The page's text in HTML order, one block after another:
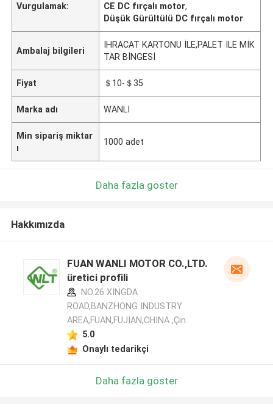
Vurgulamak:
CE DC fırçalı motor,
Düşük Gürültülü DC fırçalı motor
Ambalaj bilgileri
İHRACAT KARTONU İLE,PALET İLE MİK
TAR BİNGESİ
Fiyat ＄10-＄35
Marka adı WANLI
Min sipariş miktar
ı
1000 adet
Daha fazla göster
Hakkımızda
FUAN WANLI MOTOR CO.,LTD.
üretici profili
NO.26 XINGDA
ROAD,BANZHONG INDUSTRY
AREA,FUAN,FUJIAN,CHINA ,Çin
5.0
Onaylı tedarikçi
Daha fazla göster